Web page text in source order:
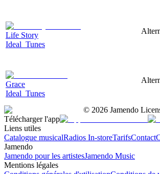
Life Story
Ideal_Tunes
Grace
Ideal_Tunes
© 2026 Jamendo
Télécharger l'app
Liens utiles
Catalogue musicalRadios In-storeTarifsContact
Jamendo
Jamendo pour les artistesJamendo Music
Mentions légales